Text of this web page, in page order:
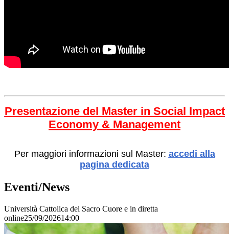
Presentazione del Master in Social Impact
Economy & Management
Per maggiori informazioni sul Master: accedi alla
pagina dedicata
Eventi/News
Università Cattolica del Sacro Cuore e in diretta
online25/09/202614:00